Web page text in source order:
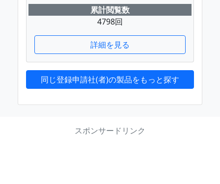
累計閲覧数
4798回
詳細を見る
同じ登録申請社(者)の製品をもっと探す
スポンサードリンク